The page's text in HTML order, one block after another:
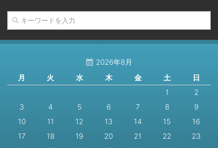
2026年8月
月
火 水 木 金 土 日
1
2
3
4 5 6 7 8
9
10
11 12 13 14 15
16
17
18 19 20 21 22
23